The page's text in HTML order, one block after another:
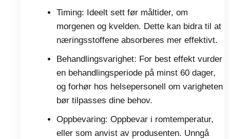
Timing: Ideelt sett før måltider, om
morgenen og kvelden. Dette kan bidra til at
næringsstoffene absorberes mer effektivt.
Behandlingsvarighet: For best effekt vurder
en behandlingsperiode på minst 60 dager,
og forhør hos helsepersonell om varigheten
bør tilpasses dine behov.
Oppbevaring: Oppbevar i romtemperatur,
eller som anvist av produsenten. Unngå